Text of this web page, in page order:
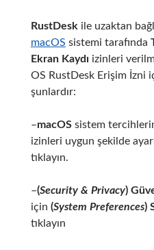
RustDesk ile uzaktan
macOS sistemi tarafında
Ekran Kaydı izinleri
OS RustDesk Erişim İzni
şunlardır:
–macOSsistem
izinleri uygun şekilde
tıklayın.
–(Security & Privacy)
için (System Preferences)
tıklayın